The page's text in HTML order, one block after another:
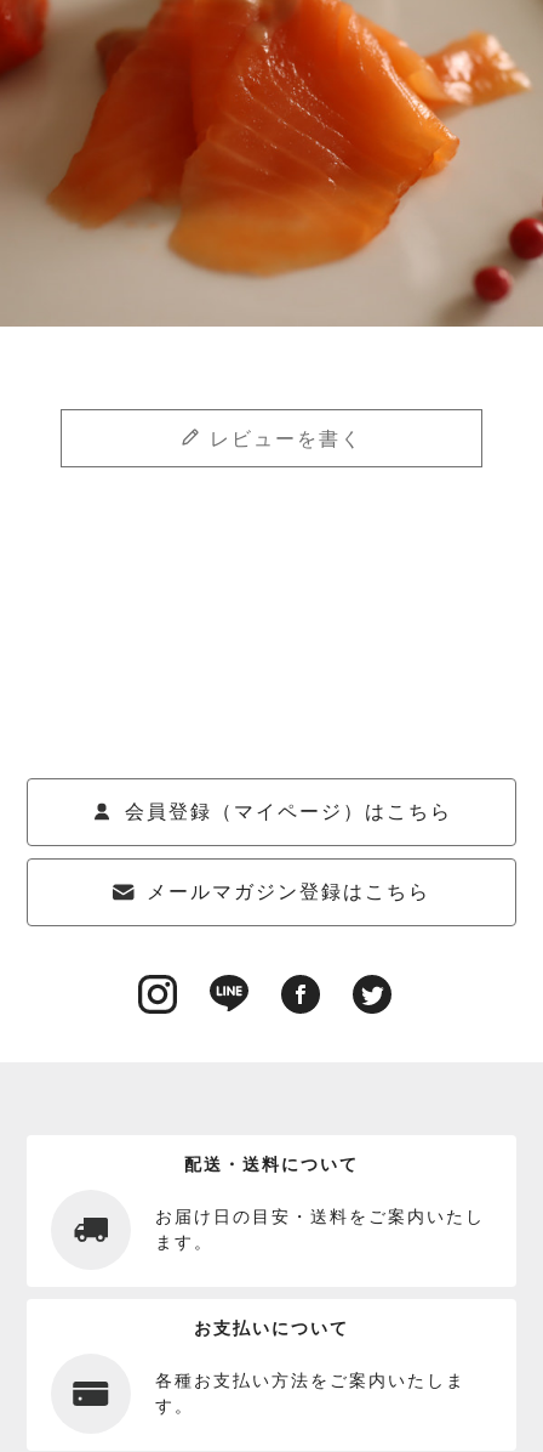
レビューを書く
会員登録（マイページ）はこちら
メールマガジン登録はこちら
配送・送料について
お届け日の目安・送料をご案内いたし
ます。
お支払いについて
各種お支払い方法をご案内いたしま
す。